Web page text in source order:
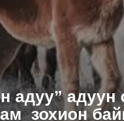
адуу” адуун
зохион